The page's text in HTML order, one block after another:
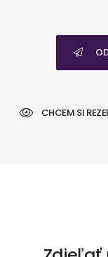
CHCEM SI